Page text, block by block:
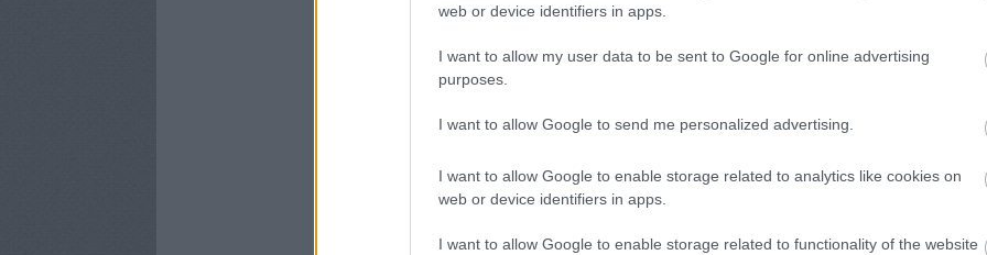
web or device identifiers in apps.
I want to allow my user data to be sent to Google for online advertising
purposes.
I want to allow Google to send me personalized advertising.
I want to allow Google to enable storage related to analytics like cookies on
web or device identifiers in apps.
I want to allow Google to enable storage related to functionality of the website